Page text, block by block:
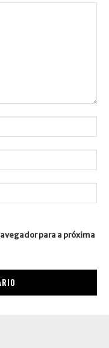
para a próxima